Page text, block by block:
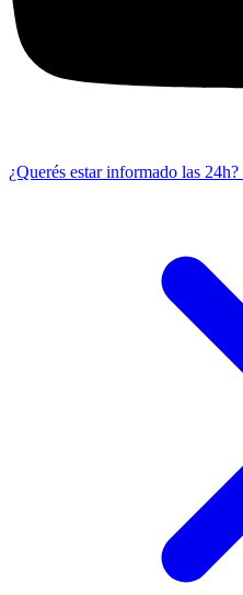
¿Querés estar informado las 24h?